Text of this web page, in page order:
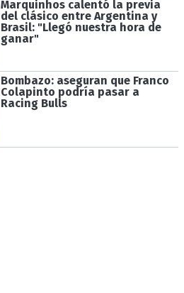
Marquinhos calentó la previa
del clásico entre Argentina y
Brasil: "Llegó nuestra hora de
ganar"
Bombazo: aseguran que Franco
Colapinto podría pasar a
Racing Bulls